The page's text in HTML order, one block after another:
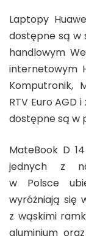
Laptopy
dostępne są w
handlowym
internetowym
Komputronik,
RTV Euro AGD
dostępne są w
MateBook D
jednych z
w Polsce
wyróżniają się
z wąskimi
aluminium